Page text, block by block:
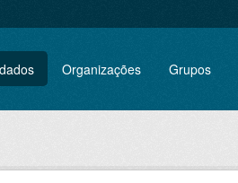
Organizações Grupos